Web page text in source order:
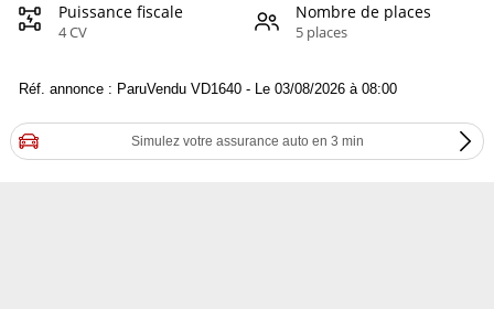
Puissance fiscale
4 CV
Nombre de places
5 places
Réf. annonce : ParuVendu VD1640 - Le 03/08/2026 à 08:00
Simulez votre assurance auto en 3 min